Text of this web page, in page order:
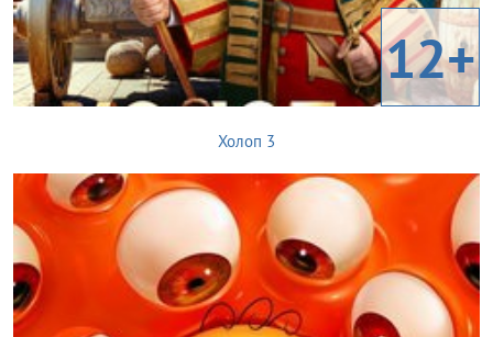
12+
Холоп 3